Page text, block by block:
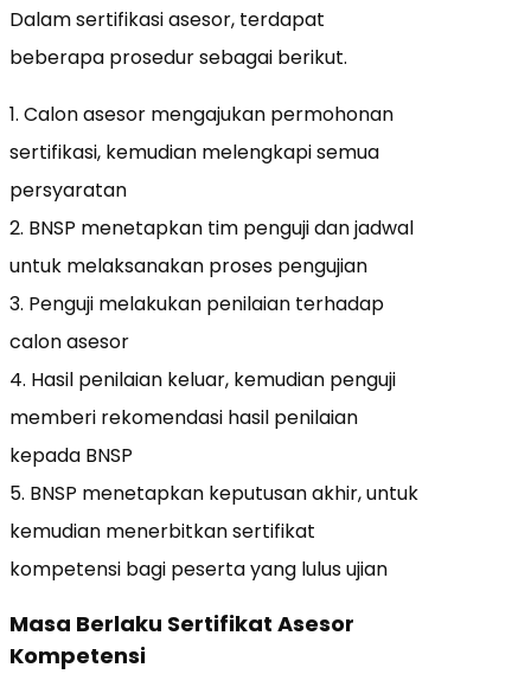
Dalam sertifikasi asesor, terdapat
beberapa prosedur sebagai berikut.
1. Calon asesor mengajukan permohonan
sertifikasi, kemudian melengkapi semua
persyaratan
2. BNSP menetapkan tim penguji dan jadwal
untuk melaksanakan proses pengujian
3. Penguji melakukan penilaian terhadap
calon asesor
4. Hasil penilaian keluar, kemudian penguji
memberi rekomendasi hasil penilaian
kepada BNSP
5. BNSP menetapkan keputusan akhir, untuk
kemudian menerbitkan sertifikat
kompetensi bagi peserta yang lulus ujian
Masa Berlaku Sertifikat Asesor
Kompetensi